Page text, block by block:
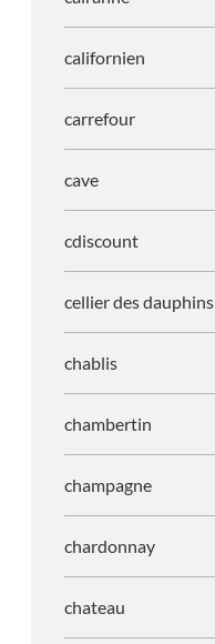
californien
carrefour
cave
cdiscount
cellier des dauphins
chablis
chambertin
champagne
chardonnay
chateau